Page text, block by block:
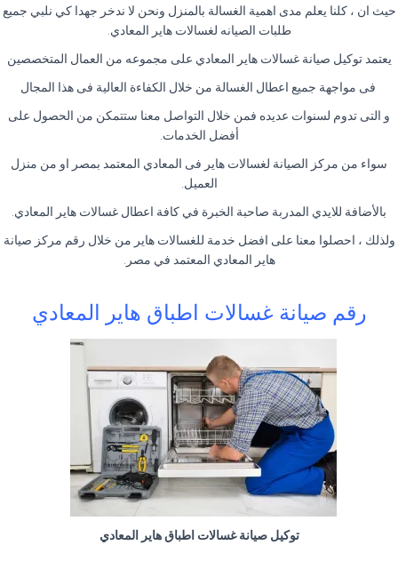
حيث ان ، كلنا يعلم مدى اهمية الغسالة بالمنزل ونحن لا ندخر جهدا كي نلبي جميع
طلبات الصيانه لغسالات هاير المعادي.
يعتمد توكيل صيانة غسالات هاير المعادي على مجموعه من العمال المتخصصين
فى مواجهة جميع اعطال الغسالة من خلال الكفاءة العالية فى هذا المجال
و التى تدوم لسنوات عديده فمن خلال التواصل معنا ستتمكن من الحصول على
أفضل الخدمات.
سواء من مركز الصيانة لغسالات هاير فى المعادي المعتمد بمصر او من منزل
العميل.
بالأضافة للايدي المدربة صاحبة الخبرة في كافة اعطال غسالات هاير المعادي.
ولذلك ، احصلوا معنا على افضل خدمة للغسالات هاير من خلال رقم مركز صيانة
هاير المعادي المعتمد في مصر.
رقم صيانة غسالات اطباق هاير المعادي
توكيل صيانة غسالات اطباق هاير المعادي